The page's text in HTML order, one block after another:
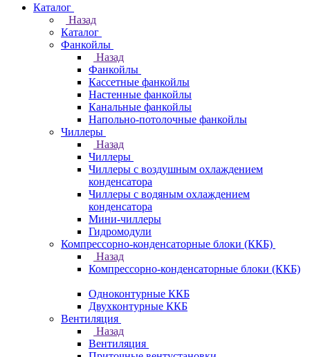
Каталог
Назад
Каталог
Фанкойлы
Назад
Фанкойлы
Кассетные фанкойлы
Настенные фанкойлы
Канальные фанкойлы
Напольно-потолочные фанкойлы
Чиллеры
Назад
Чиллеры
Чиллеры с воздушным охлаждением
конденсатора
Чиллеры с водяным охлаждением
конденсатора
Мини-чиллеры
Гидромодули
Компрессорно-конденсаторные блоки (ККБ)
Назад
Компрессорно-конденсаторные блоки (ККБ)
Одноконтурные ККБ
Двухконтурные ККБ
Вентиляция
Назад
Вентиляция